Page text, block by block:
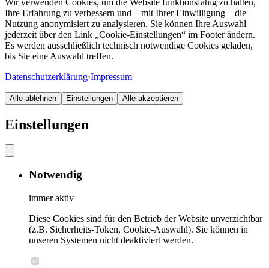
Ihre Erfahrung zu verbessern und – mit Ihrer Einwilligung – die
Nutzung anonymisiert zu analysieren. Sie können Ihre Auswahl
jederzeit über den Link „Cookie-Einstellungen“ im Footer ändern.
Es werden ausschließlich technisch notwendige Cookies geladen,
bis Sie eine Auswahl treffen.
Datenschutzerklärung·Impressum
Alle ablehnen Einstellungen Alle akzeptieren
Einstellungen
Notwendig
immer aktiv
Diese Cookies sind für den Betrieb der Website unverzichtbar
(z.B. Sicherheits-Token, Cookie-Auswahl). Sie können in
unseren Systemen nicht deaktiviert werden.